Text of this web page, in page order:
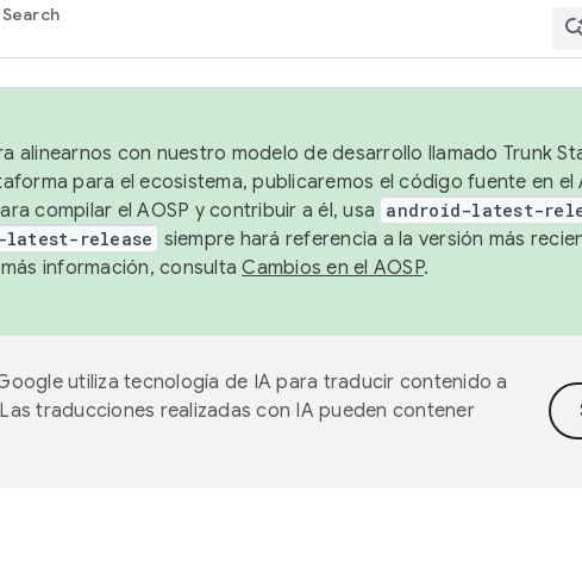
alinearnos con nuestro modelo de desarrollo llamado Trunk
para el ecosistema, publicaremos el código fuente en el
compilar el AOSP y contribuir a él, usa android-latest-
latest-release siempre hará referencia a la versión más
información, consultaCambios en el AOSP.
utiliza tecnología de IA para traducir contenido a
traducciones realizadas con IA pueden contener